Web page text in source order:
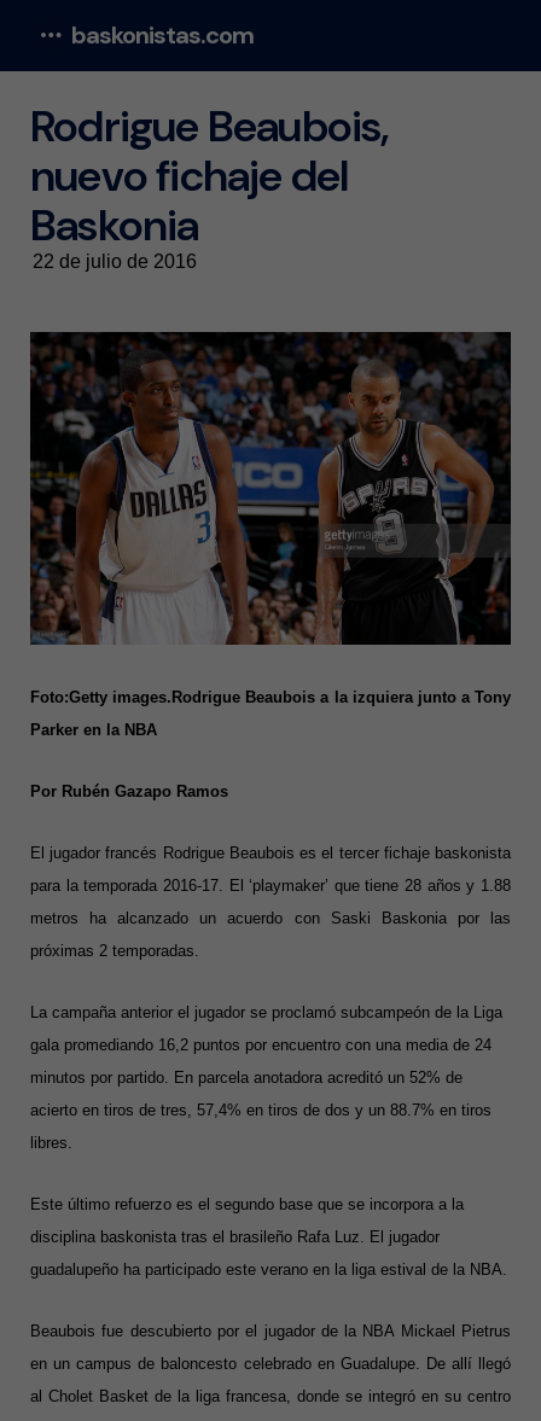
baskonistas.com
Rodrigue Beaubois,
nuevo fichaje del
Baskonia
22 de julio de 2016
Foto:Getty images.Rodrigue Beaubois a la izquiera junto a Tony
Parker en la NBA
Por Rubén Gazapo Ramos
El jugador francés Rodrigue Beaubois es el tercer fichaje baskonista
para la temporada 2016-17. El ‘playmaker’ que tiene 28 años y 1.88
metros ha alcanzado un acuerdo con Saski Baskonia por las
próximas 2 temporadas.
La campaña anterior el jugador se proclamó subcampeón de la Liga
gala promediando 16,2 puntos por encuentro con una media de 24
minutos por partido. En parcela anotadora acreditó un 52% de
acierto en tiros de tres, 57,4% en tiros de dos y un 88.7% en tiros
libres.
Este último refuerzo es el segundo base que se incorpora a la
disciplina baskonista tras el brasileño Rafa Luz. El jugador
guadalupeño ha participado este verano en la liga estival de la NBA.
Beaubois fue descubierto por el jugador de la NBA Mickael Pietrus
en un campus de baloncesto celebrado en Guadalupe. De allí llegó
al Cholet Basket de la liga francesa, donde se integró en su centro